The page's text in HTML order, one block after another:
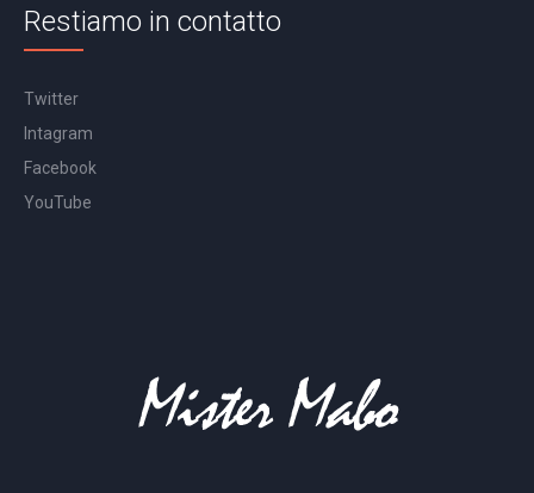
Restiamo in contatto
Twitter
Intagram
Facebook
YouTube